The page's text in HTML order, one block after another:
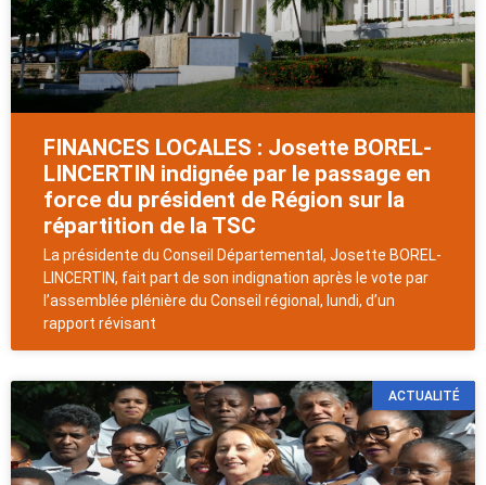
FINANCES LOCALES : Josette BOREL-
LINCERTIN indignée par le passage en
force du président de Région sur la
répartition de la TSC
La présidente du Conseil Départemental, Josette BOREL-
LINCERTIN, fait part de son indignation après le vote par
l’assemblée plénière du Conseil régional, lundi, d’un
rapport révisant
ACTUALITÉ